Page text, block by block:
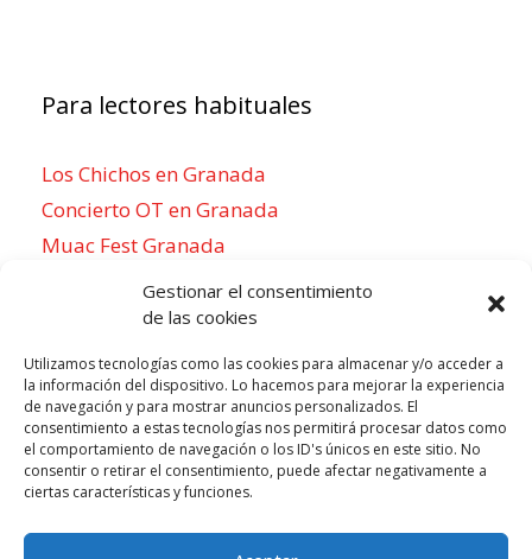
Gestionar el consentimiento
de las cookies
Utilizamos tecnologías como las cookies para almacenar y/o acceder a
la información del dispositivo. Lo hacemos para mejorar la experiencia
de navegación y para mostrar anuncios personalizados. El
consentimiento a estas tecnologías nos permitirá procesar datos como
el comportamiento de navegación o los ID's únicos en este sitio. No
consentir o retirar el consentimiento, puede afectar negativamente a
ciertas características y funciones.
Para lectores habituales
Los Chichos en Granada
Concierto OT en Granada
Muac Fest Granada
Concierto de Saiko en Granada
Para sentirse como un local
Week of agosto 3
3 4 5 6 7 8 9